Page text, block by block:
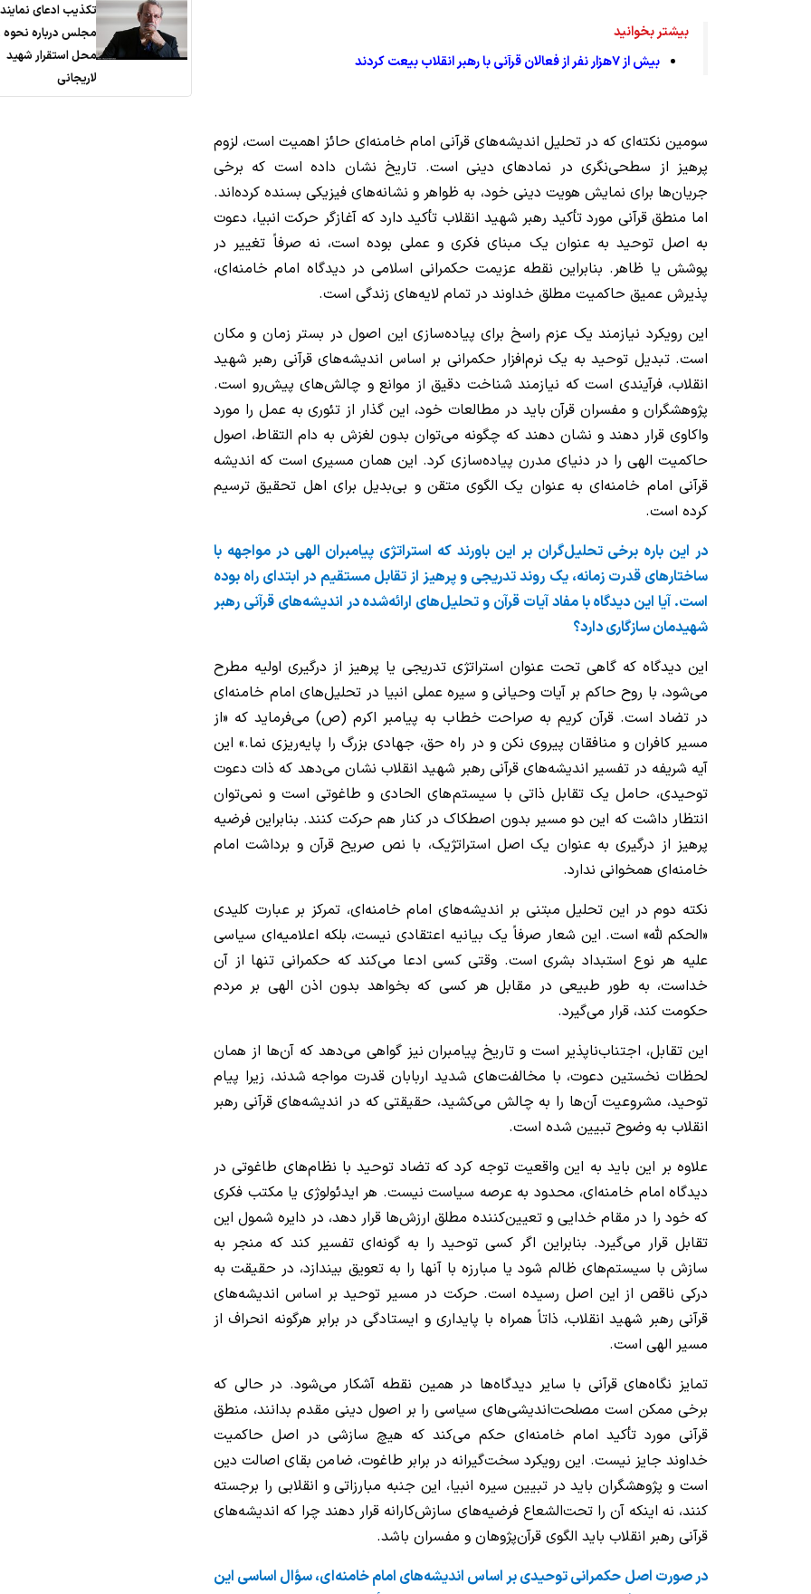
بیشتر بخوانید
بیش از ٧هزار نفر از فعالان قرآنی با رهبر انقلاب بیعت کردند
سومین نکته‌ای که در تحلیل اندیشه‌های قرآنی امام خامنه‌ای حائز اهمیت است، لزوم
پرهیز از سطحی‌نگری در نمادهای دینی است. تاریخ نشان داده است که برخی
جریان‌ها برای نمایش هویت دینی خود، به ظواهر و نشانه‌های فیزیکی بسنده کرده‌اند.
اما منطق قرآنی مورد تأکید رهبر شهید انقلاب تأکید دارد که آغازگر حرکت انبیا، دعوت
به اصل توحید به عنوان یک مبنای فکری و عملی بوده است، نه صرفاً تغییر در
پوشش یا ظاهر. بنابراین نقطه عزیمت حکمرانی اسلامی در دیدگاه امام خامنه‌ای،
پذیرش عمیق حاکمیت مطلق خداوند در تمام لایه‌های زندگی است.
این رویکرد نیازمند یک عزم راسخ برای پیاده‌سازی این اصول در بستر زمان و مکان
است. تبدیل توحید به یک نرم‌افزار حکمرانی بر اساس اندیشه‌های قرآنی رهبر شهید
انقلاب، فرآیندی است که نیازمند شناخت دقیق از موانع و چالش‌های پیش‌رو است.
پژوهشگران و مفسران قرآن باید در مطالعات خود، این گذار از تئوری به عمل را مورد
واکاوی قرار دهند و نشان دهند که چگونه می‌توان بدون لغزش به دام التقاط، اصول
حاکمیت الهی را در دنیای مدرن پیاده‌سازی کرد. این همان مسیری است که اندیشه
قرآنی امام خامنه‌ای به عنوان یک الگوی متقن و بی‌بدیل برای اهل تحقیق ترسیم
کرده است.
در این باره برخی تحلیل‌گران بر این باورند که استراتژی پیامبران الهی در مواجهه با
ساختارهای قدرت زمانه، یک روند تدریجی و پرهیز از تقابل مستقیم در ابتدای راه بوده
است. آیا این دیدگاه با مفاد آیات قرآن و تحلیل‌های ارائه‌شده در اندیشه‌های قرآنی رهبر
شهیدمان سازگاری دارد؟
این دیدگاه که گاهی تحت عنوان استراتژی تدریجی یا پرهیز از درگیری اولیه مطرح
می‌شود، با روح حاکم بر آیات وحیانی و سیره عملی انبیا در تحلیل‌های امام خامنه‌ای
در تضاد است. قرآن کریم به صراحت خطاب به پیامبر اکرم (ص) می‌فرماید که «از
مسیر کافران و منافقان پیروی نکن و در راه حق، جهادی بزرگ را پایه‌ریزی نما.» این
آیه شریفه در تفسیر اندیشه‌های قرآنی رهبر شهید انقلاب نشان می‌دهد که ذات دعوت
توحیدی، حامل یک تقابل ذاتی با سیستم‌های الحادی و طاغوتی است و نمی‌توان
انتظار داشت که این دو مسیر بدون اصطکاک در کنار هم حرکت کنند. بنابراین فرضیه
پرهیز از درگیری به عنوان یک اصل استراتژیک، با نص صریح قرآن و برداشت امام
خامنه‌ای همخوانی ندارد.
نکته دوم در این تحلیل مبتنی بر اندیشه‌های امام خامنه‌ای، تمرکز بر عبارت کلیدی
«الحکم لله» است. این شعار صرفاً یک بیانیه اعتقادی نیست، بلکه اعلامیه‌ای سیاسی
علیه هر نوع استبداد بشری است. وقتی کسی ادعا می‌کند که حکمرانی تنها از آن
خداست، به طور طبیعی در مقابل هر کسی که بخواهد بدون اذن الهی بر مردم
حکومت کند، قرار می‌گیرد.
این تقابل، اجتناب‌ناپذیر است و تاریخ پیامبران نیز گواهی می‌دهد که آن‌ها از همان
لحظات نخستین دعوت، با مخالفت‌های شدید اربابان قدرت مواجه شدند، زیرا پیام
توحید، مشروعیت آن‌ها را به چالش می‌کشید، حقیقتی که در اندیشه‌های قرآنی رهبر
انقلاب به وضوح تبیین شده است.
علاوه بر این باید به این واقعیت توجه کرد که تضاد توحید با نظام‌های طاغوتی در
دیدگاه امام خامنه‌ای، محدود به عرصه سیاست نیست. هر ایدئولوژی یا مکتب فکری
که خود را در مقام خدایی و تعیین‌کننده مطلق ارزش‌ها قرار دهد، در دایره شمول این
تقابل قرار می‌گیرد. بنابراین اگر کسی توحید را به گونه‌ای تفسیر کند که منجر به
سازش با سیستم‌های ظالم شود یا مبارزه با آنها را به تعویق بیندازد، در حقیقت به
درکی ناقص از این اصل رسیده است. حرکت در مسیر توحید بر اساس اندیشه‌های
قرآنی رهبر شهید انقلاب، ذاتاً همراه با پایداری و ایستادگی در برابر هرگونه انحراف از
مسیر الهی است.
تمایز نگاه‌های قرآنی با سایر دیدگاه‌ها در همین نقطه آشکار می‌شود. در حالی که
برخی ممکن است مصلحت‌اندیشی‌های سیاسی را بر اصول دینی مقدم بدانند، منطق
قرآنی مورد تأکید امام خامنه‌ای حکم می‌کند که هیچ سازشی در اصل حاکمیت
خداوند جایز نیست. این رویکرد سخت‌گیرانه در برابر طاغوت، ضامن بقای اصالت دین
است و پژوهشگران باید در تبیین سیره انبیا، این جنبه مبارزاتی و انقلابی را برجسته
کنند، نه اینکه آن را تحت‌الشعاع فرضیه‌های سازش‌کارانه قرار دهند چرا که اندیشه‌های
قرآنی رهبر انقلاب باید الگوی قرآن‌پژوهان و مفسران باشد.
در صورت اصل حکمرانی توحیدی بر اساس اندیشه‌های امام خامنه‌ای، سؤال اساسی این
تکذیب ادعای
مجلس درباره نحوه
محل استقرار شهید
لاریجانی